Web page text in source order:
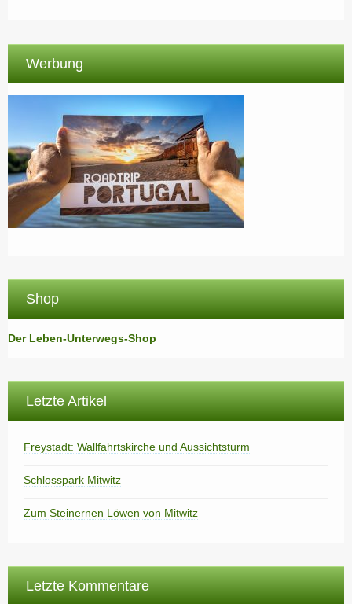
Werbung
Shop
Der Leben-Unterwegs-Shop
Letzte Artikel
Freystadt: Wallfahrtskirche und Aussichtsturm
Schlosspark Mitwitz
Zum Steinernen Löwen von Mitwitz
Letzte Kommentare